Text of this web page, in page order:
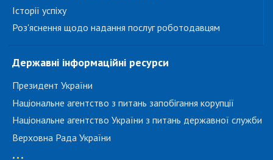
Історії успіху
Роз'яснення щодо надання послуг роботодавцям
Державні інформаційні ресурси
Президент України
Національне агентство з питань запобігання корупції
Національне агентство України з питань державної служби
Верховна Рада України
...